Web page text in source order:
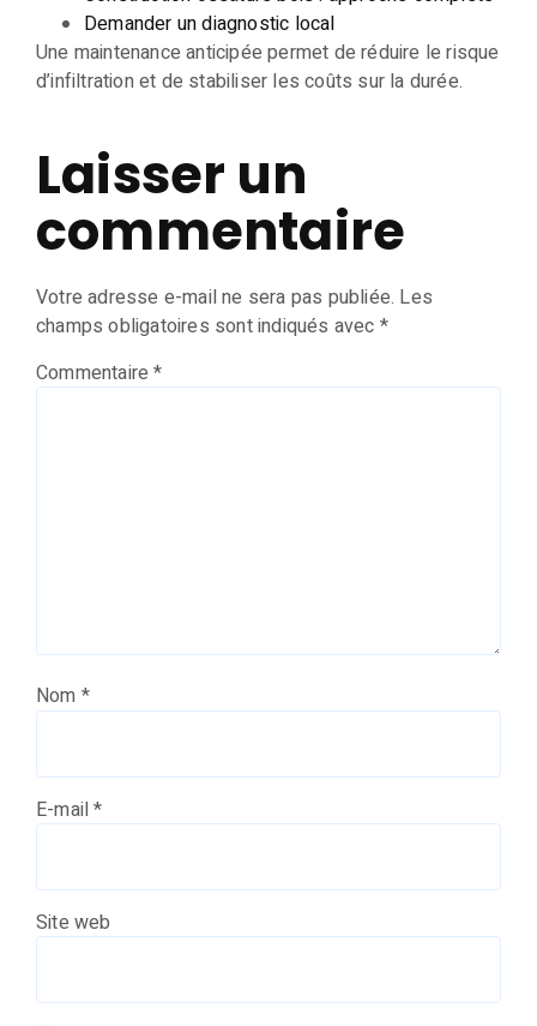
Demander un diagnostic local
Une maintenance anticipée permet de réduire le risque
d’infiltration et de stabiliser les coûts sur la durée.
Laisser un
commentaire
Votre adresse e-mail ne sera pas publiée. Les
champs obligatoires sont indiqués avec *
Commentaire*
Nom *
E-mail*
Site web